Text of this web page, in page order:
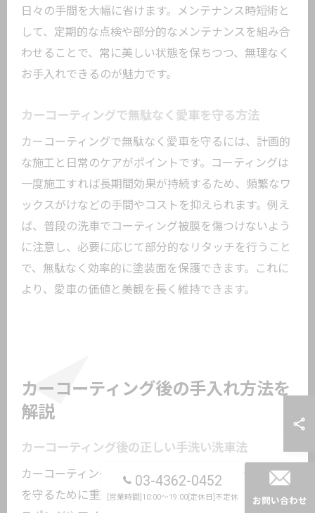
日々の手間を大幅に省けます。メンテナンス時短術と
して、定期的な点検や部分的なメンテナンスを組み合
わせることで、常に美しい状態を保ちつつ、無理なく
お手入れできるのが魅力です。
カーコーティングで無駄なく愛車を守る方法
カーコーティングで無駄なく愛車を守るには、計画的
な施工と日常のケアがポイントです。コーティングは
一度施工すれば長期間効果が持続するため、頻繁なワ
ックスがけなどの手間やコストを抑えられます。例え
ば、普段の洗車でコーティング被膜を傷つけないよう
に注意し、必要に応じて部分的なリタッチを行うこと
で、無駄なく効率的に塗装面を保護できます。これに
より、愛車の価値と美観を長く維持できます。
カーコーティング後の手入れ方法を
解説
カーコーティング後の正しい手洗い洗車法
カーコーティング後の手洗い洗車は、コーティング層
を守るために重要なメンテナンスです。まず柔らかい
03-4362-0452
[営業時間]10:00～19:00[定休日]不定休 お問い合わせ